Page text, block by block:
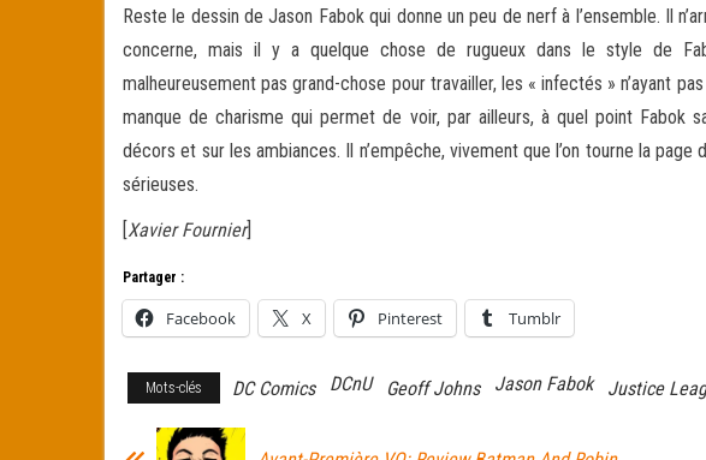
Reste le dessin de Jason Fabok qui donne un peu de nerf à l’ensemble. Il
concerne, mais il y a quelque chose de rugueux dans le style de
malheureusement pas grand-chose pour travailler, les « infectés » n’ayant
manque de charisme qui permet de voir, par ailleurs, à quel point Fabok
décors et sur les ambiances. Il n’empêche, vivement que l’on tourne la page
sérieuses.
[Xavier Fournier]
Partager :
Facebook X Pinterest Tumblr
Mots-clés DC Comics DCnU Geoff Johns Jason Fabok Justice